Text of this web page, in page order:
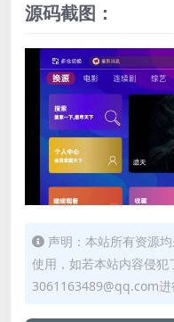
源码截图：
声明：本站所有资源
使用，如若本站内容侵
3061163489@qq.com进